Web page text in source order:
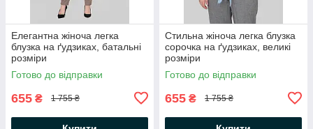
Елегантна жіноча легка
блузка на ґудзиках, батальні
розміри
Готово до відправки
655 ₴ 1 755 ₴
Стильна жіноча легка блузка
сорочка на ґудзиках, великі
розміри
Готово до відправки
655 ₴ 1 755 ₴